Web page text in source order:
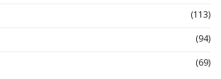
(113)
(94)
(69)